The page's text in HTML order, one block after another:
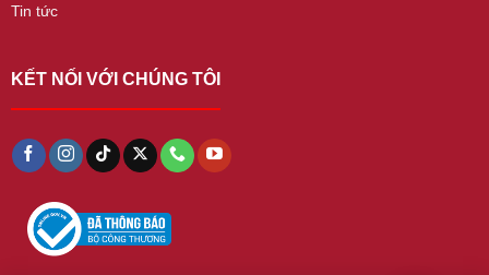
Tin tức
KẾT NỐI VỚI CHÚNG TÔI